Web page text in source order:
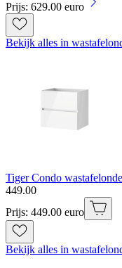
Prijs: 629.00 euro
Bekijk alles in
Tiger Condo
449.00
Prijs: 449.00 euro
Bekijk alles in